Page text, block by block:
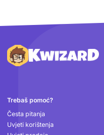
Podnožje
Trebaš pomoć?
Česta pitanja
Uvjeti korištenja